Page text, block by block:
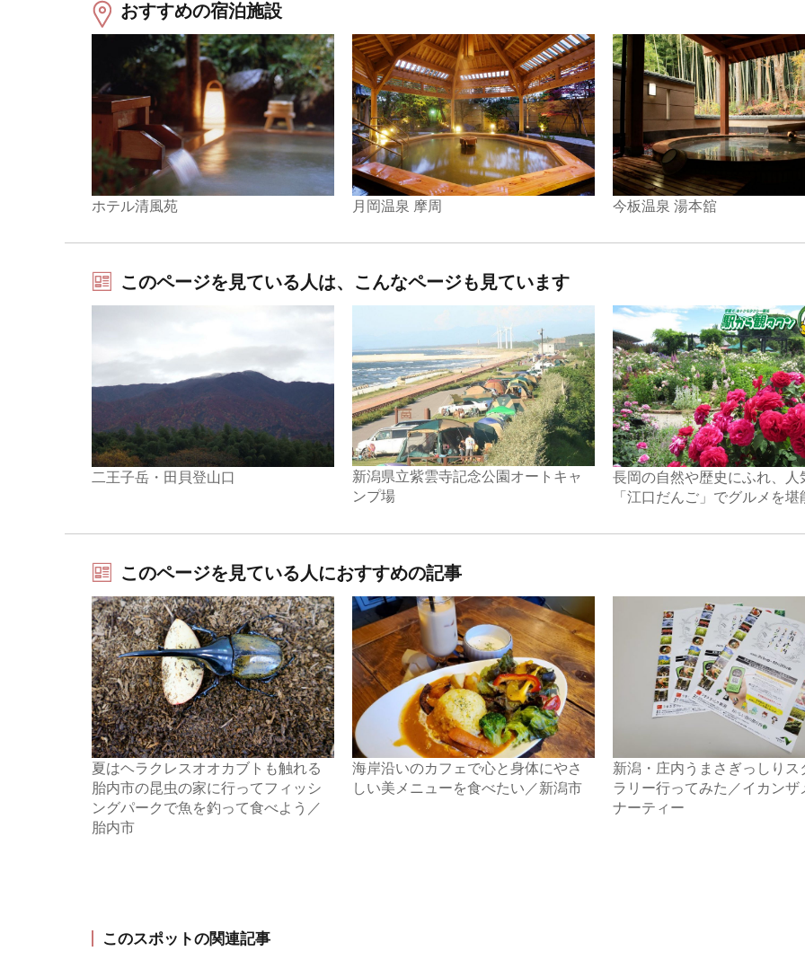
おすすめの宿泊施設
ホテル清風苑 月岡温泉 摩周 今板温泉 湯本舘
このページを見ている人は、こんなページも見ています
二王子岳・田貝登山口
新潟県立紫雲寺記念公園オートキャ
ンプ場
長岡の自然や歴史にふれ、人
「江口だんご」でグルメを堪
このページを見ている人におすすめの記事
夏はヘラクレスオオカブトも触れる
胎内市の昆虫の家に行ってフィッシ
ングパークで魚を釣って食べよう／
胎内市
海岸沿いのカフェで心と身体にやさ
しい美メニューを食べたい／新潟市
新潟・庄内うまさぎっしりス
ラリー行ってみた／イカンザ
ナーティー
このスポットの関連記事